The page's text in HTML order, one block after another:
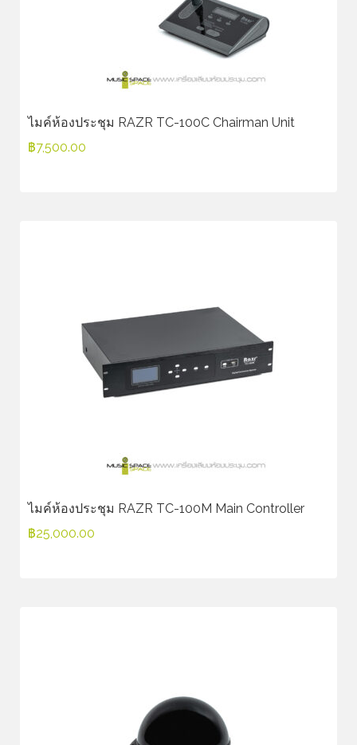
ไมค์ห้องประชุม RAZR TC-100C Chairman Unit
฿7,500.00
ไมค์ห้องประชุม RAZR TC-100M Main Controller
฿25,000.00